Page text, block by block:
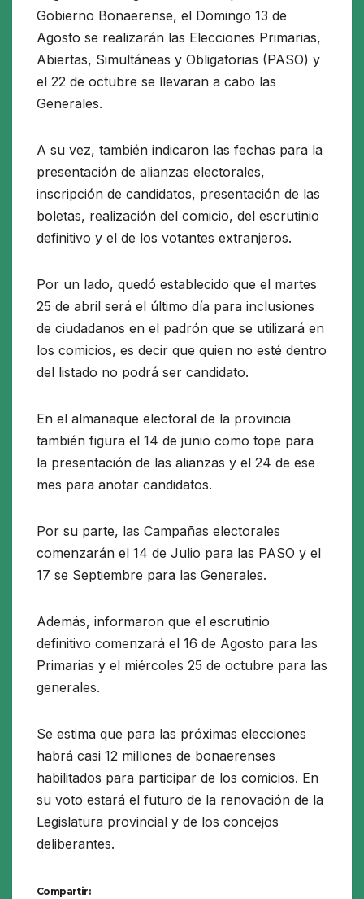
Gobierno Bonaerense, el Domingo 13 de
Agosto se realizarán las Elecciones Primarias,
Abiertas, Simultáneas y Obligatorias (PASO) y
el 22 de octubre se llevaran a cabo las
Generales.
A su vez, también indicaron las fechas para la
presentación de alianzas electorales,
inscripción de candidatos, presentación de las
boletas, realización del comicio, del escrutinio
definitivo y el de los votantes extranjeros.
Por un lado, quedó establecido que el martes
25 de abril será el último día para inclusiones
de ciudadanos en el padrón que se utilizará en
los comicios, es decir que quien no esté dentro
del listado no podrá ser candidato.
En el almanaque electoral de la provincia
también figura el 14 de junio como tope para
la presentación de las alianzas y el 24 de ese
mes para anotar candidatos.
Por su parte, las Campañas electorales
comenzarán el 14 de Julio para las PASO y el
17 se Septiembre para las Generales.
Además, informaron que el escrutinio
definitivo comenzará el 16 de Agosto para las
Primarias y el miércoles 25 de octubre para las
generales.
Se estima que para las próximas elecciones
habrá casi 12 millones de bonaerenses
habilitados para participar de los comicios. En
su voto estará el futuro de la renovación de la
Legislatura provincial y de los concejos
deliberantes.
Compartir: